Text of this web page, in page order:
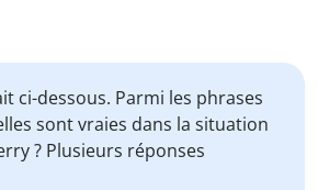
ci-dessous. Parmi les phrases
sont vraies dans la situation
? Plusieurs réponses